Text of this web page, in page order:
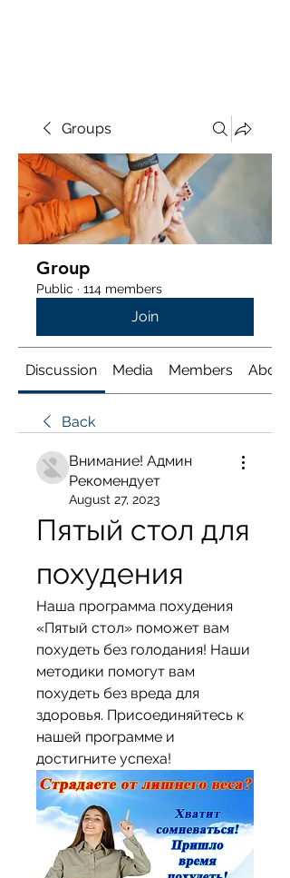
Groups
Group
Public · 114 members
Join
Discussion Media Members About
Back
Внимание! Админ
Рекомендует
August 27, 2023
Пятый стол для
похудения
Наша программа похудения
«Пятый стол» поможет вам
похудеть без голодания! Наши
методики помогут вам
похудеть без вреда для
здоровья. Присоединяйтесь к
нашей программе и
достигните успеха!